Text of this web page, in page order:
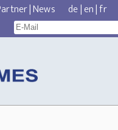
|News de|en|fr